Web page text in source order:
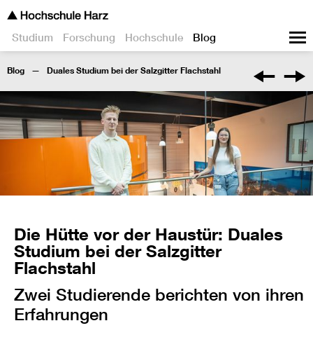
Studium Forschung Hochschule Blog
Blog Duales Studium bei der Salzgitter Flachstahl
Die Hütte vor der Haustür: Duales
Studium bei der Salzgitter
Flachstahl
Zwei Studierende berichten von ihren
Erfahrungen